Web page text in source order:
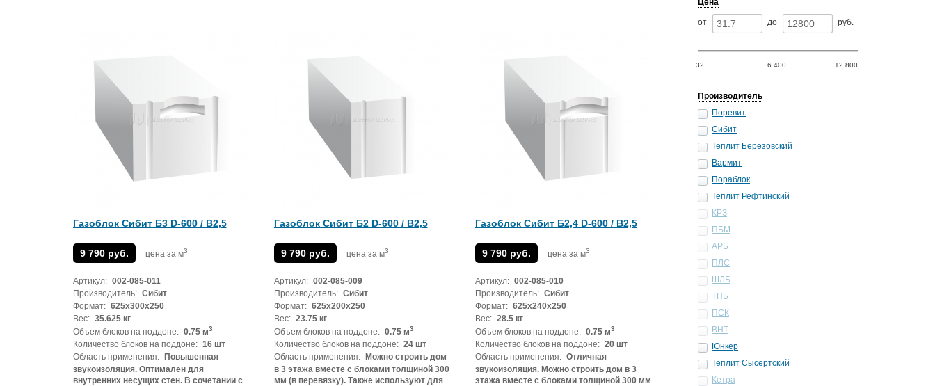
Цена
от до руб.
32 12 800
6 400
Производитель
Поревит
Сибит
Теплит Березовский
Вармит
Пораблок
Теплит Рефтинский
КРЗ
ПБМ
АРБ
ПЛС
ШЛБ
ТПБ
ПСК
ВНТ
Юнкер
Теплит Сысертский
Кетра
Газоблок Сибит Б3 D-600 / B2,5
9 790 руб. цена за м3
Артикул: 002-085-011
Производитель: Сибит
Формат: 625х300х250
Вес: 35.625 кг
Объем блоков на поддоне: 0.75 м3
Количество блоков на поддоне: 16 шт
Область применения:
Повышенная
звукоизоляция. Оптимален для
внутренних несущих стен. В сочетании с
Газоблок Сибит Б2 D-600 / B2,5
9 790 руб. цена за м3
Артикул: 002-085-009
Производитель: Сибит
Формат: 625х200х250
Вес: 23.75 кг
Объем блоков на поддоне: 0.75 м3
Количество блоков на поддоне: 24 шт
Область применения:
Можно строить дом
в 3 этажа вместе с блоками толщиной 300
мм (в перевязку). Также используют для
Газоблок Сибит Б2,4 D-600 / B2,5
9 790 руб. цена за м3
Артикул: 002-085-010
Производитель: Сибит
Формат: 625х240х250
Вес: 28.5 кг
Объем блоков на поддоне: 0.75 м3
Количество блоков на поддоне: 20 шт
Область применения: Отличная
звукоизоляция. Можно строить дом в 3
этажа вместе с блоками толщиной 300 мм